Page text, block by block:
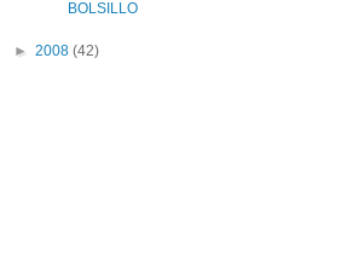
BOLSILLO
► 2008 (42)